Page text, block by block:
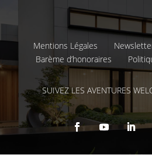
Mentions Légales
Barème d’honoraires
SUIVEZ LES AVENTURES